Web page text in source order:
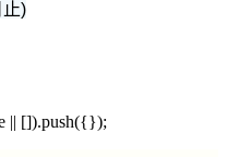
)
|| []).push({});